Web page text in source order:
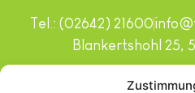
Copyright © 2024. Alle
Tel.: (02642) 21600
Blankertshohl 25,